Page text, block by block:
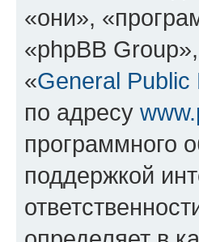
«они»,
«phpBB
«General Public
по адресу
программного
поддержкой